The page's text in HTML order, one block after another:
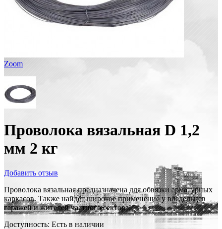
Zoom
Проволока вязальная D 1,2
мм 2 кг
Добавить отзыв
Проволока вязальная предназначена для обвязки арматурных
каркасов. Также найдёт широкое применение у владельцев
гаражей и жителей частного сектора.
Доступность: Есть в наличии